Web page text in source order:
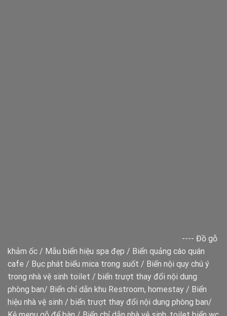
---- Đồ gỗ
khảm ốc / Mẫu biển hiệu spa đẹp / Biển quảng cáo quán
cafe / Bục phát biểu mica trong suốt / Biển nội quy chú ý
trong nhà vệ sinh toilet / biển trượt thay đổi nội dung
phòng ban/ Biển chỉ dẫn khu Restroom, homestay / Biển
hiệu nhà vệ sinh / biển trượt thay đổi nội dung phòng ban/